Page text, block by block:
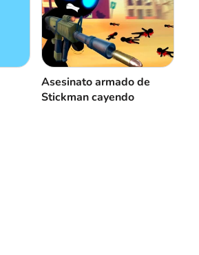
Asesinato armado de
Stickman cayendo